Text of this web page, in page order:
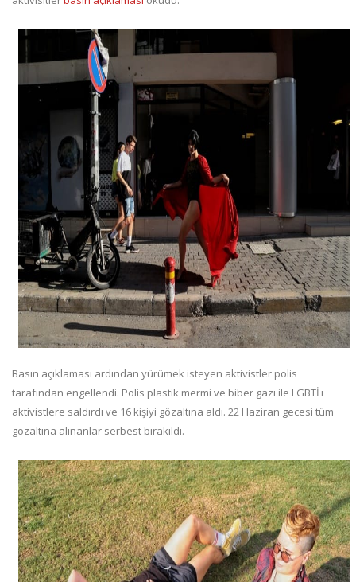
Basın açıklaması ardından yürümek isteyen aktivistler polis
tarafından engellendi. Polis plastik mermi ve biber gazı ile LGBTİ+
aktivistlere saldırdı ve 16 kişiyi gözaltına aldı. 22 Haziran gecesi tüm
gözaltına alınanlar serbest bırakıldı.